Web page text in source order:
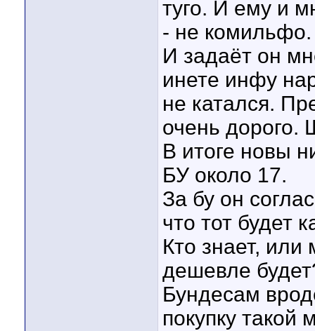
туго. И ему и
- не комильфо.
И задаёт он
инете инфу
не катался.
очень дорого.
В итоге новы
БУ около 17.
За бу он
что тот будет
Кто знает, или
дешевле
Бундесам
покупку